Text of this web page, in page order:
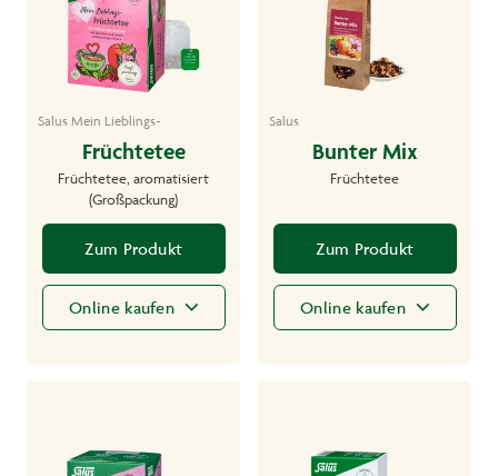
Salus Mein Lieblings-
Früchtetee
Früchtetee, aromatisiert
(Großpackung)
Zum Produkt
Online kaufen
Salus
Bunter Mix
Früchtetee
Zum Produkt
Online kaufen